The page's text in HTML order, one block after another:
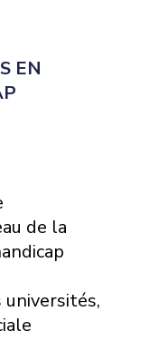
EN
de la
universités,